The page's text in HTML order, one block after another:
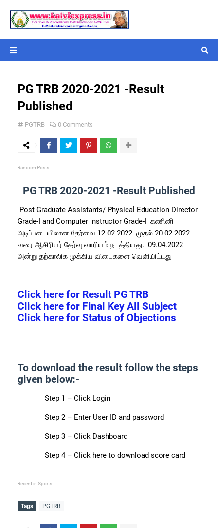
PG TRB 2020-2021 -Result
Published
PGTRB 0 Comments
Random Posts
PG TRB 2020-2021 -Result Published
Post Graduate Assistants/ Physical Education Director
Grade-I and Computer Instructor Grade-I கணினி
அடிப்படையிலான தேர்வை 12.02.2022 முதல் 20.02.2022
வரை ஆசிரியர் தேர்வு வாரியம் நடத்தியது. 09.04.2022
அன்று தற்காலிக முக்கிய விடைகளை வெளியிட்டது
Click here for Result PG TRB
Click here for Final Key All Subject
Click here for Status of Objections
To download the result follow the steps
given below:-
Step 1 – Click Login
Step 2 – Enter User ID and password
Step 3 – Click Dashboard
Step 4 – Click here to download score card
Recent in Sports
Tags PGTRB